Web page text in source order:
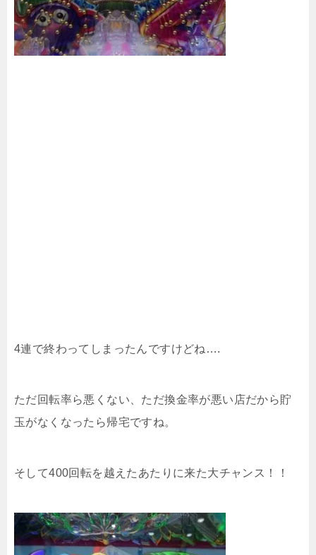
4連で終わってしまったんですけどね….
ただ回転率ら悪くない、ただ換金率が悪い店だから貯
玉がなくなったら帰宅ですね。
そして400回転を越えたあたりに来た大チャンス！！